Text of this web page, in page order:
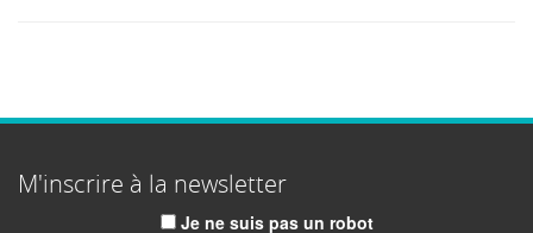
M'inscrire à la newsletter
Je ne suis pas un robot